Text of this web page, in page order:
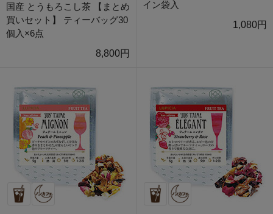
国産 とうもろこし茶 【まとめ
買いセット】 ティーバッグ30
個入×6点
8,800円
イン袋入
1,080円